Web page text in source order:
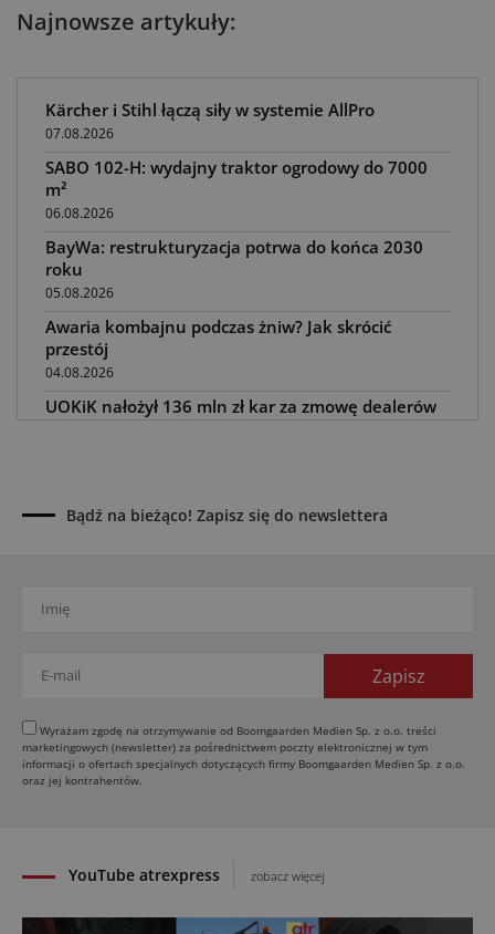
Najnowsze artykuły:
Kärcher i Stihl łączą siły w systemie AllPro
07.08.2026
SABO 102-H: wydajny traktor ogrodowy do 7000
m²
06.08.2026
BayWa: restrukturyzacja potrwa do końca 2030
roku
05.08.2026
Awaria kombajnu podczas żniw? Jak skrócić
przestój
04.08.2026
UOKiK nałożył 136 mln zł kar za zmowę dealerów
Kverneland Tersus 4000: trzy nowe kosiarki
bijakowe
02.08.2026
01.08.2026
Elektryczne maszyny terenowe: 3 kluczowe trendy
31.07.2026
Kukurydza w Polsce: aktualny stan plantacji
30.07.2026
YouTube atrexpress zobacz więcej
Bądź na bieżąco! Zapisz się do newslettera
Wyrażam zgodę na otrzymywanie od Boomgaarden Medien Sp. z o.o. treści
marketingowych (newsletter) za pośrednictwem poczty elektronicznej w tym
informacji o ofertach specjalnych dotyczących firmy Boomgaarden Medien Sp. z o.o.
oraz jej kontrahentów.